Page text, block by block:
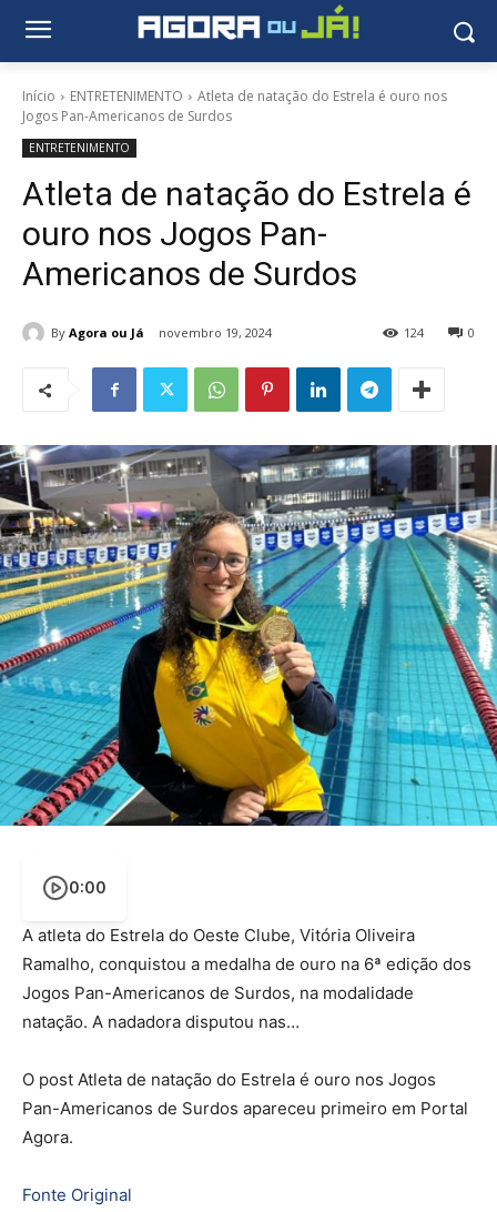
Início ENTRETENIMENTO
Atleta de natação do Estrela é ouro nos
Jogos Pan-Americanos de Surdos
ENTRETENIMENTO
Atleta de natação do Estrela é
ouro nos Jogos Pan-
Americanos de Surdos
By Agora ou Já novembro 19, 2024 0
124
0:00
A atleta do Estrela do Oeste Clube, Vitória Oliveira
Ramalho, conquistou a medalha de ouro na 6ª edição dos
Jogos Pan-Americanos de Surdos, na modalidade
natação. A nadadora disputou nas…
O post Atleta de natação do Estrela é ouro nos Jogos
Pan-Americanos de Surdos apareceu primeiro em Portal
Agora.
Fonte Original